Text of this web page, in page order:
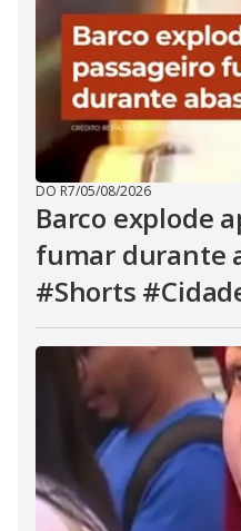
DO R7/05/08/2026
Barco explode
fumar durante
#Shorts